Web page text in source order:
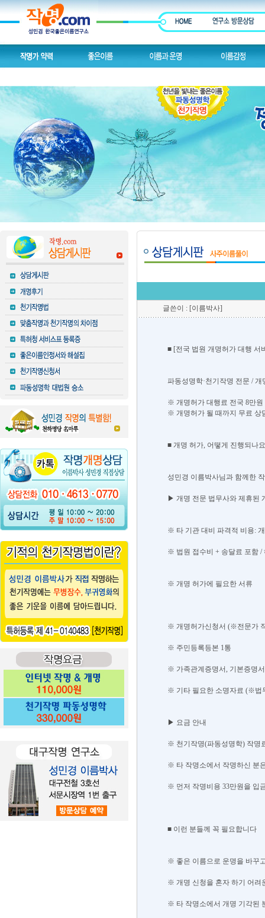
글쓴이 : [이름박사]
■ [전국 법원 개명허가 대행 서
파동성명학·천기작명 전문 /
※ 개명허가 대행료 전국 8만
※ 개명허가 될 때까지 무료 상
■ 개명 허가, 어떻게 진행되나
성민경 이름박사님과 함께한
▶ 개명 전문 법무사와 제휴된
※ 타 기관 대비 파격적 비용:
※ 법원 접수비 + 송달료 포함 /
※ 개명 허가에 필요한 서류
※ 개명허가신청서 (※전문가
※ 주민등록등본 1통
※ 가족관계증명서, 기본증명
※ 기타 필요한 소명자료 (※법
▶ 요금 안내
※ 천기작명(파동성명학) 작명
※ 타 작명소에서 작명하신 분
※ 먼저 작명비용 33만원을 입
■ 이런 분들께 꼭 필요합니다
※ 좋은 이름으로 운명을 바꾸
※ 개명 신청을 혼자 하기 어려
※ 타 작명소에서 개명 기각된